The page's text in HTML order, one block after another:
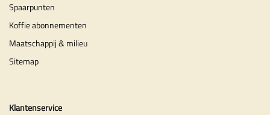
Spaarpunten
Koffie abonnementen
Maatschappij & milieu
Sitemap
Klantenservice